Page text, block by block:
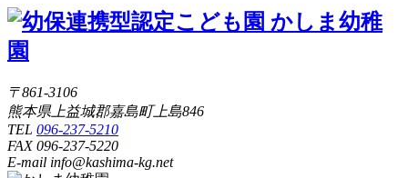
〒861-3106
熊本県上益城郡嘉島町上島846
TEL 096-237-5210
FAX 096-237-5220
E-mail info@kashima-kg.net